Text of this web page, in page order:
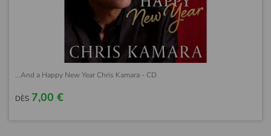
...And a Happy New Year Chris Kamara - CD
DÈS 7,00 €